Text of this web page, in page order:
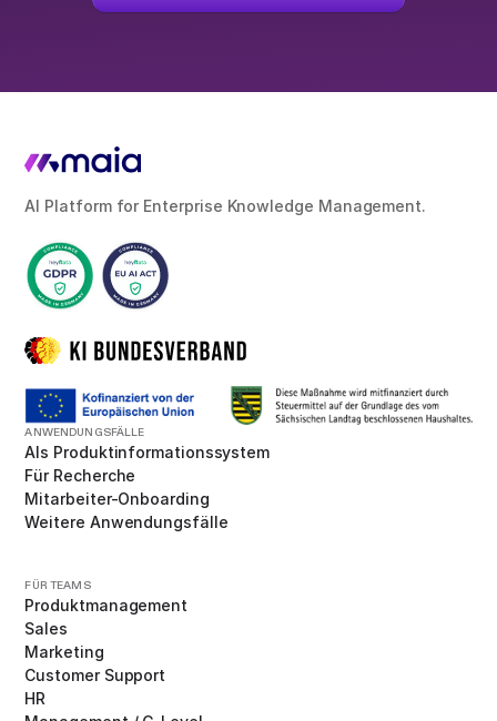
AI Platform for Enterprise Knowledge Management.
ANWENDUNGSFÄLLE
Als Produktinformationssystem
Für Recherche
Mitarbeiter-Onboarding
Weitere Anwendungsfälle
FÜR TEAMS
Produktmanagement
Sales
Marketing
Customer Support
HR